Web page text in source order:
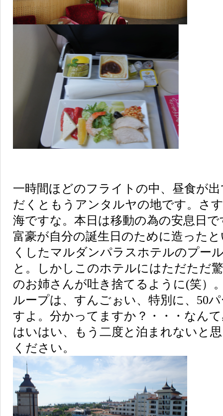
一時間ほどのフライトの中、昼食が
だくともうアンタルヤの地です。さ
海ですな。本日は移動の為の安息日
富豪が自分の誕生日のために造った
くしたマルダンパラスホテルのプー
と。しかしこのホテルにはただただ
のお姉さんが吐き捨てるように(笑）
ループは、すんごぉい、特別に、50
すよ。分かってますか？・・・なん
はいはい、もう二度と泊まれないと
ください。